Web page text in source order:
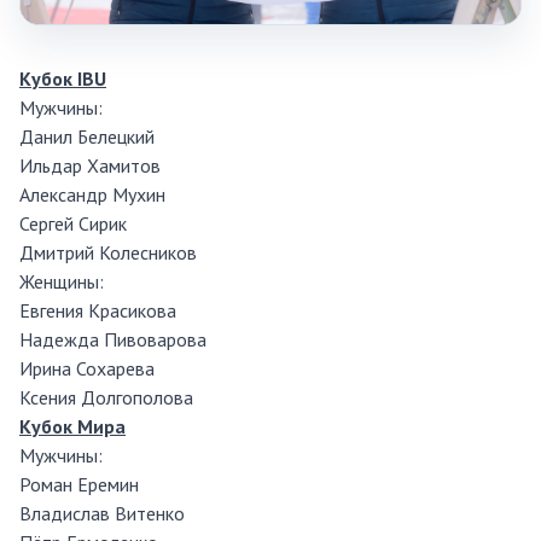
Кубок IBU
Мужчины:
Данил Белецкий
Ильдар Хамитов
Александр Мухин
Сергей Сирик
Дмитрий Колесников
Женщины:
Евгения Красикова
Надежда Пивоварова
Ирина Сохарева
Ксения Долгополова
Кубок Мира
Мужчины:
Роман Еремин
Владислав Витенко